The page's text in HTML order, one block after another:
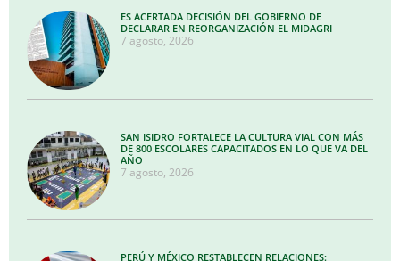
ES ACERTADA DECISIÓN DEL GOBIERNO DE
DECLARAR EN REORGANIZACIÓN EL MIDAGRI
7 agosto, 2026
SAN ISIDRO FORTALECE LA CULTURA VIAL CON MÁS
DE 800 ESCOLARES CAPACITADOS EN LO QUE VA DEL
AÑO
7 agosto, 2026
PERÚ Y MÉXICO RESTABLECEN RELACIONES: